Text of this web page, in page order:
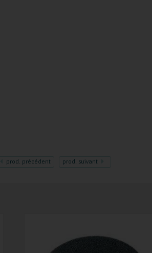
prod. précédent prod. suivant